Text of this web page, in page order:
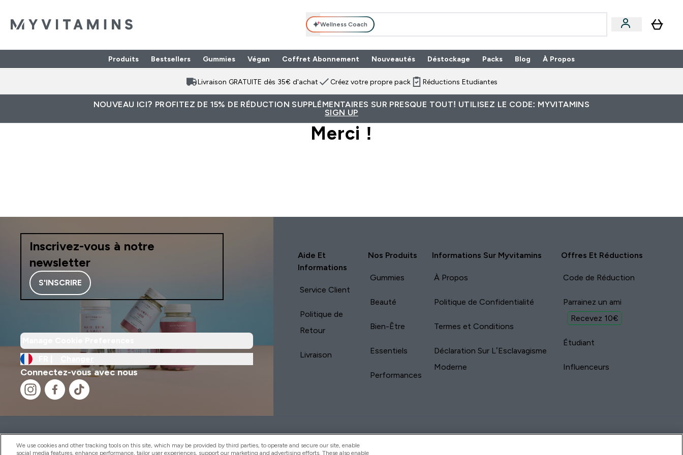
Wellness Coach
Produits Enter Produits submenu
Bestsellers Gummies Végan Coffret Abonnement Nouveautés Déstockage Packs Enter Packs submenu
Blog À Propos
Livraison GRATUITE dès 35€ d'achat Créez votre propre pack Réductions Etudiantes
NOUVEAU ICI? PROFITEZ DE 15% DE RÉDUCTION SUPPLÉMENTAIRES SUR PRESQUE TOUT! UTILISEZ LE CODE: MYVITAMINS
SIGN UP
Merci !
Inscrivez-vous à notre
newsletter
S'INSCRIRE
Connectez-vous avec nous
Aide Et
Informations
Service Client
Politique de
Retour
Livraison
Nos Produits
Gummies
Beauté
Bien-Être
Essentiels
Performances
Informations Sur Myvitamins
À Propos
Politique de Confidentialité
Termes et Conditions
Déclaration Sur L’Esclavagisme
Moderne
Offres Et Réductions
Code de Réduction
Parrainez un ami
Recevez 10€
Étudiant
Influenceurs
2026 THG Nutrition Limited (FRN: 1022962), trading as MyVitamins.com is an Introducer Appointed
Representative of Frasers Group Financial Services Limited (FRN: 311908) who are authorised and regulated
by the Financial Conduct Authority as a lender. Frasers Plus is a credit product provided by Frasers Group
We use cookies and other tracking tools on this site, which may be provided by third parties, to operate and secure our site, enable
social media features, enhance performance, tailor user experiences, support our marketing and advertising efforts. These also enable